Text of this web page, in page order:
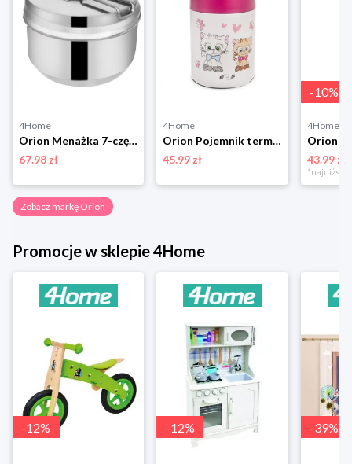
4Home
Orion Menażka 7-częściowy zestaw kempingowy
67.98 zł
4Home
Orion Pojemnik termiczny Koty, 0,48 l, różowy
45.99 zł
-10%
4Home
43.99 zł
Zobacz markę Orion
Promocje w sklepie 4Home
-12% -12% -39%